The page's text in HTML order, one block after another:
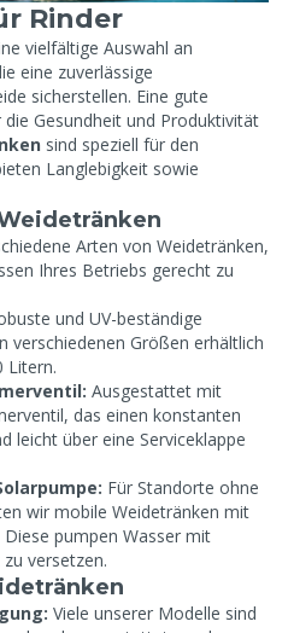
Rinder
vielfältige Auswahl an
eine zuverlässige
sicherstellen. Eine gute
Gesundheit und Produktivität
sind speziell für den
Langlebigkeit sowie
Arten von Weidetränken,
Ihres Betriebs gerecht zu
und UV-beständige
verschiedenen Größen erhältlich
Litern.
Ausgestattet mit
das einen konstanten
leicht über eine Serviceklappe
Für Standorte ohne
wir mobile Weidetränken mit
pumpen Wasser mit
versetzen.
Viele unserer Modelle sind